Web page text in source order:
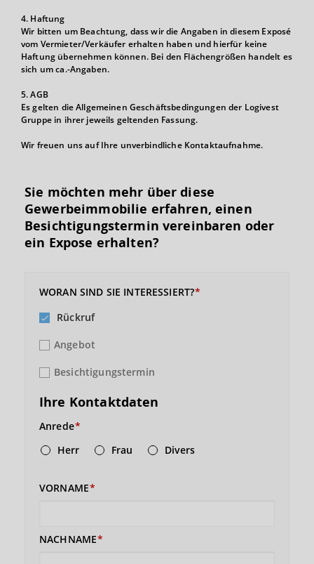
4. Haftung
Wir bitten um Beachtung, dass wir die Angaben in diesem Exposé
vom Vermieter/Verkäufer erhalten haben und hierfür keine
Haftung übernehmen können. Bei den Flächengrößen handelt es
sich um ca.-Angaben.
5. AGB
Es gelten die Allgemeinen Geschäftsbedingungen der Logivest
Gruppe in ihrer jeweils geltenden Fassung.
Wir freuen uns auf Ihre unverbindliche Kontaktaufnahme.
Sie möchten mehr über diese
Gewerbeimmobilie erfahren, einen
Besichtigungs­termin vereinbaren oder
ein Expose erhalten?
WORAN SIND SIE INTERESSIERT?
Rückruf
Angebot
Besichtigungstermin
Ihre Kontaktdaten
Anrede
Herr
Frau Divers
VORNAME
NACHNAME